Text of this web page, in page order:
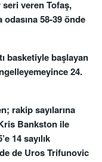
seri veren Tofaş,
58-39 önde
basketiyle başlayan
24.
rakip sayılarına
Bankston ile
14 sayılık
de Uros Trifunovic